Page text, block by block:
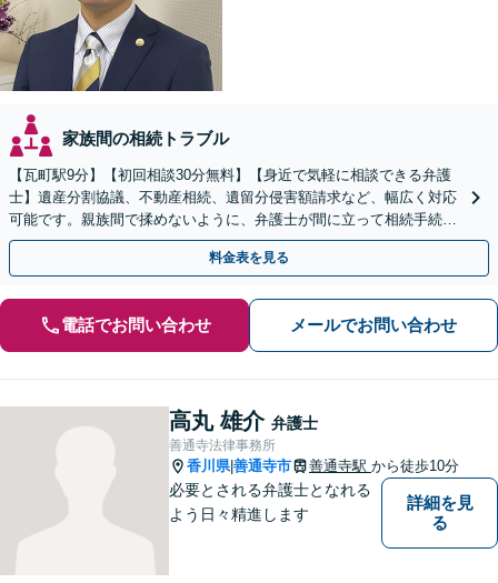
家族間の相続トラブル
【瓦町駅9分】【初回相談30分無料】【身近で気軽に相談できる弁護
士】遺産分割協議、不動産相続、遺留分侵害額請求など、幅広く対応
可能です。親族間で揉めないように、弁護士が間に立って相続手続き
をサポートします。【電話相談可】【休日・夜間対応】
料金表を見る
電話でお問い合わせ メールでお問い合わせ
高丸 雄介 弁護士
善通寺法律事務所
香川県|善通寺市 善通寺駅 から徒歩10分
必要とされる弁護士となれる
よう日々精進します
詳細を見
る